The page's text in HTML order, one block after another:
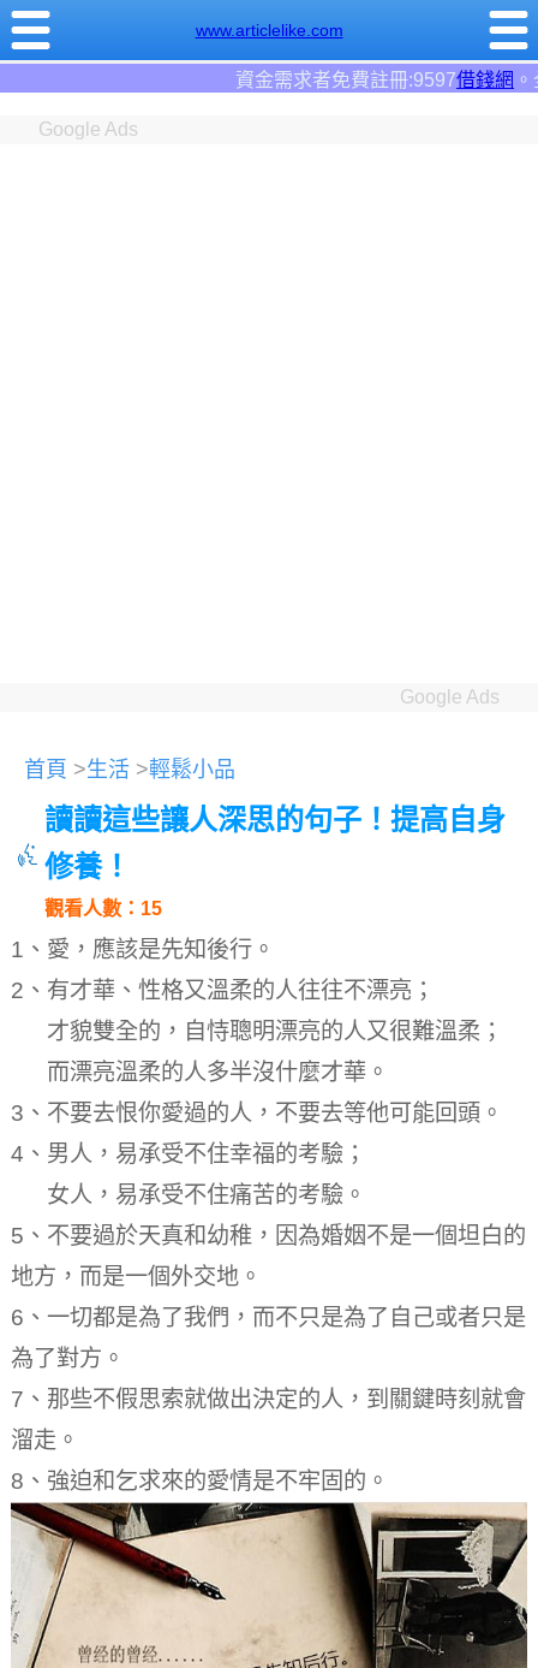
www.articlelike.com
資金需求者免費註冊:9597借錢網。全台前三大借錢網
Google Ads
Google Ads
首頁 >生活 >輕鬆小品
讀讀這些讓人深思的句子！提高自身
修養！
觀看人數：15
1、愛，應該是先知後行。
2、有才華、性格又溫柔的人往往不漂亮；
才貌雙全的，自恃聰明漂亮的人又很難溫柔；
而漂亮溫柔的人多半沒​​什麼才華。
3、不要去恨你愛過的人，不要去等他可能回頭。
4、男人，易承受不住幸福的考驗；
女人，易承受不住痛苦的考驗。
5、不要過於天真和幼稚，因為婚姻不是一個坦白的
地方，而是一個外交地。
6、一切都是為了我們，而不只是為了自己或者只是
為了對方。
7、那些不假思索就做出決定的人，到關鍵時刻就會
溜走。
8、強迫和乞求來的愛情是不牢固的。